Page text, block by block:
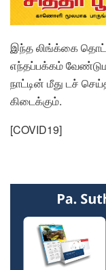
இந்த லிங்க்கை
எந்தப்பக்கம்
நாட்டின் மீது டச்
கிடைக்கும்.
[COVID19]